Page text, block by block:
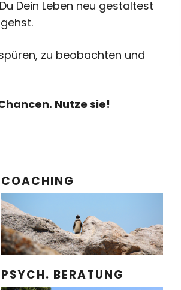
Dein Leben neu gestaltest
zu beobachten und
Nutze sie!
COACHING
PSYCH. BERATUNG